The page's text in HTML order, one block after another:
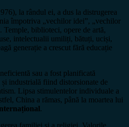
la rândul ei, a dus la distrugerea
împotriva „vechilor idei”, „vechilor
biblioteci, opere de artă,
intelectualii umiliți, bătuți, uciși,
generație a crescut fără educație
sau a fost planificată
industrială fiind distorsionate de
Lipsa stimulentelor individuale a
China a rămas, până la moartea lui
.
familiei și a religiei. Valorile